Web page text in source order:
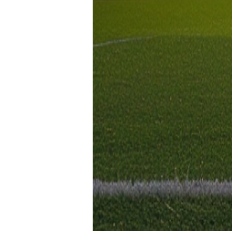
7 jun2026
Afghanistan
Pakistan
0 2
14 okt
2025
Afghanistan
Pakistan
1 1
9 okt 2025
Pakistan
Afghanistan
00